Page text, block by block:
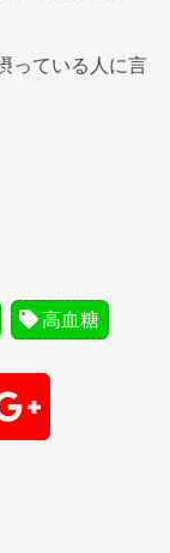
っている人に言
高血糖